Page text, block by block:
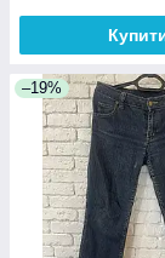
–19%